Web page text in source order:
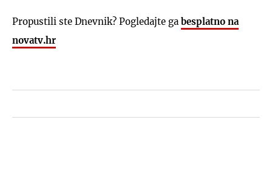
Propustili ste Dnevnik? Pogledajte ga besplatno na
novatv.hr